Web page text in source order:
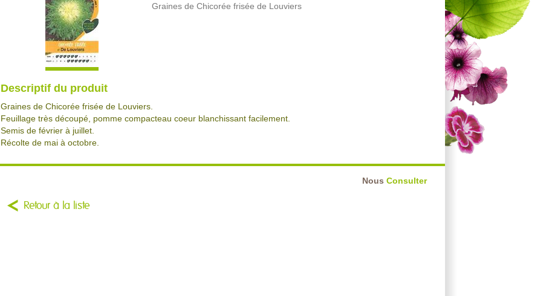
Graines de Chicorée frisée de Louviers
Descriptif du produit
Graines de Chicorée frisée de Louviers.
Feuillage très découpé, pomme compacteau coeur blanchissant facilement.
Semis de février à juillet.
Récolte de mai à octobre.
Nous Consulter
Retour à la liste